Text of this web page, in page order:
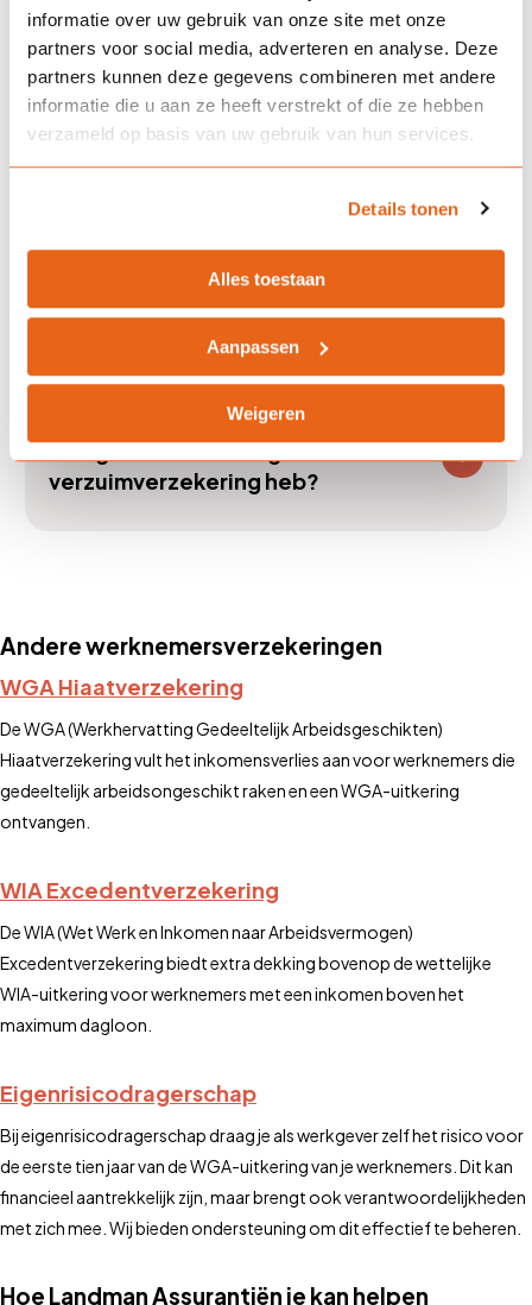
informatie over uw gebruik van onze site met onze
partners voor social media, adverteren en analyse. Deze
partners kunnen deze gegevens combineren met andere
informatie die u aan ze heeft verstrekt of die ze hebben
verzameld op basis van uw gebruik van hun services.
Details tonen
Alles toestaan
Aanpassen
Weigeren
Wat gebeurt er na de
eigenrisicoperiode?
Biedt Landman Assurantiën ook
Hoe bereken ik mijn premie?
Wat gebeurt er als ik geen
verzuimverzekering heb?
Andere werknemersverzekeringen
WGA Hiaatverzekering
De WGA (Werkhervatting Gedeeltelijk Arbeidsgeschikten)
Hiaatverzekering vult het inkomensverlies aan voor werknemers die
gedeeltelijk arbeidsongeschikt raken en een WGA-uitkering
ontvangen.
WIA Excedentverzekering
De WIA (Wet Werk en Inkomen naar Arbeidsvermogen)
Excedentverzekering biedt extra dekking bovenop de wettelijke
WIA-uitkering voor werknemers met een inkomen boven het
maximum dagloon.
Eigenrisicodragerschap
Bij eigenrisicodragerschap draag je als werkgever zelf het risico voor
de eerste tien jaar van de WGA-uitkering van je werknemers. Dit kan
financieel aantrekkelijk zijn, maar brengt ook verantwoordelijkheden
met zich mee. Wij bieden ondersteuning om dit effectief te beheren.
Hoe Landman Assurantiën je kan helpen